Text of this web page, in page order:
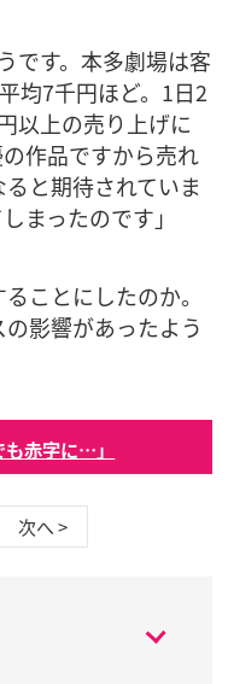
です。本多劇場は客
均7千円ほど。1日2
以上の売り上げに
作品ですから売れ
と期待されていま
まったのです」
ことにしたのか。
影響があったよう
も赤字に…」
次へ >